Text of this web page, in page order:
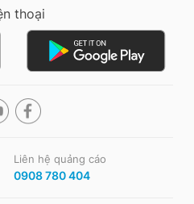
thoại
Liên hệ quảng cáo
0908 780 404